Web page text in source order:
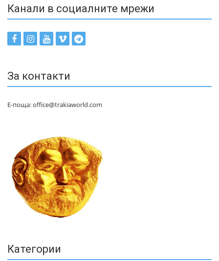
Канали в социалните мрежи
За контакти
Е-поща: office@trakiaworld.com
Категории